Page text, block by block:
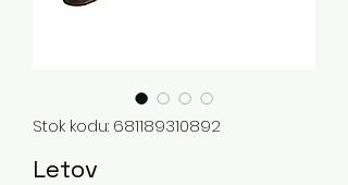
Stok kodu: 681189310892
Letov